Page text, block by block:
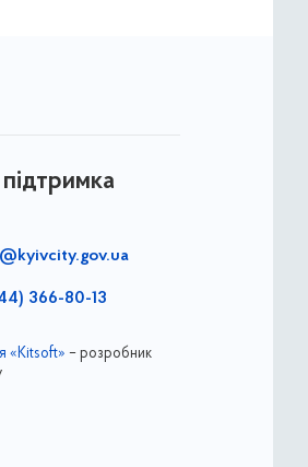
366-80-13
«Kitsoft» – розробник